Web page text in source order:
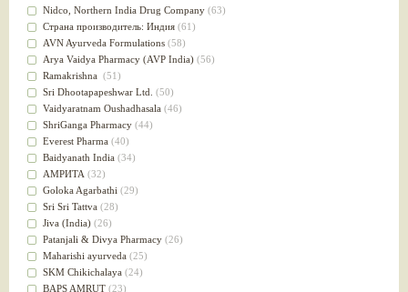
Для тела(39)
для очищения крови(38)
При диабете(38)
Антиоксидант(37)
Для Капха(Кафа) доши
От паразитов(37)
При расстройстве желудка (36)
Успокоительное(36)
Для глаз(34)
от геморроя(34)
Противовоспалительное
Для Питта доши(32)
Для сердца(32)
Для сосудов головного мозга
Для полости рта(32)
Дефицит железа(31)
Для лица(31)
Употребление в пищу
Nidсo, Northern India Drug Company (63)
Страна производитель: Индия (61)
AVN Ayurveda Formulations (58)
Arya Vaidya Pharmacy (AVP India) (56)
Ramakrishna (51)
Sri Dhootapapeshwar Ltd. (50)
Vaidyaratnam Oushadhasala (46)
ShriGanga Pharmacy (44)
Everest Pharma (40)
Baidyanath India (34)
АМРИТА (32)
Goloka Agarbathi (29)
Sri Sri Tattva (28)
Jiva (India) (26)
Patanjali & Divya Pharmacy (26)
Maharishi ayurveda (25)
SKM Chikichalaya (24)
BAPS AMRUT (23)